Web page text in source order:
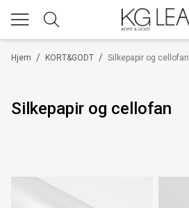
/
Hjem /
KORT&GODT Silkepapir og cellofan
Silkepapir og cellofan